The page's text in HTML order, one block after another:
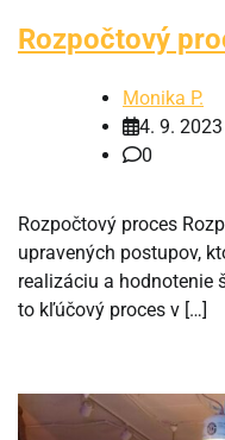
Rozpočtový
Monika P.
4. 9. 2023
0
Rozpočtový proces
upravených postupov,
realizáciu a hodnotenie
to kľúčový proces v […]